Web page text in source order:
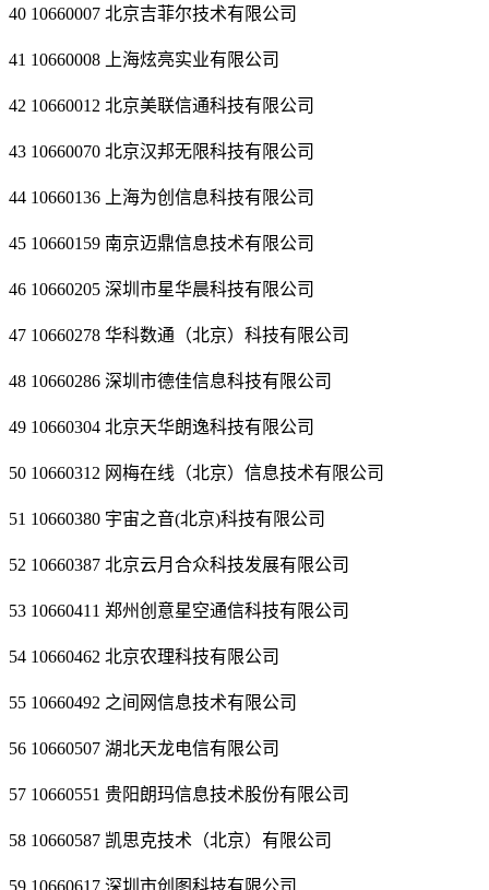
40 10660007 北京吉菲尔技术有限公司
41 10660008 上海炫亮实业有限公司
42 10660012 北京美联信通科技有限公司
43 10660070 北京汉邦无限科技有限公司
44 10660136 上海为创信息科技有限公司
45 10660159 南京迈鼎信息技术有限公司
46 10660205 深圳市星华晨科技有限公司
47 10660278 华科数通（北京）科技有限公司
48 10660286 深圳市德佳信息科技有限公司
49 10660304 北京天华朗逸科技有限公司
50 10660312 网梅在线（北京）信息技术有限公司
51 10660380 宇宙之音(北京)科技有限公司
52 10660387 北京云月合众科技发展有限公司
53 10660411 郑州创意星空通信科技有限公司
54 10660462 北京农理科技有限公司
55 10660492 之间网信息技术有限公司
56 10660507 湖北天龙电信有限公司
57 10660551 贵阳朗玛信息技术股份有限公司
58 10660587 凯思克技术（北京）有限公司
59 10660617 深圳市创图科技有限公司